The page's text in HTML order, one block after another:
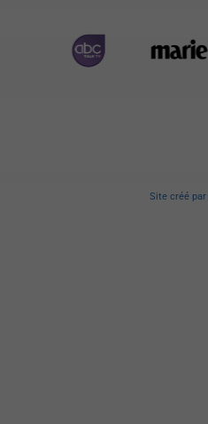
Site créé par